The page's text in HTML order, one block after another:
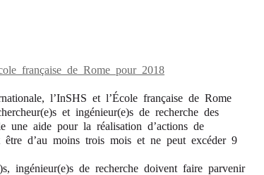
française de Rome pour 2018
l’InSHS et l’École française de Rome
et ingénieur(e)s de recherche des
une aide pour la réalisation d’actions de
d’au moins trois mois et ne peut excéder 9
ingénieur(e)s de recherche doivent faire parvenir